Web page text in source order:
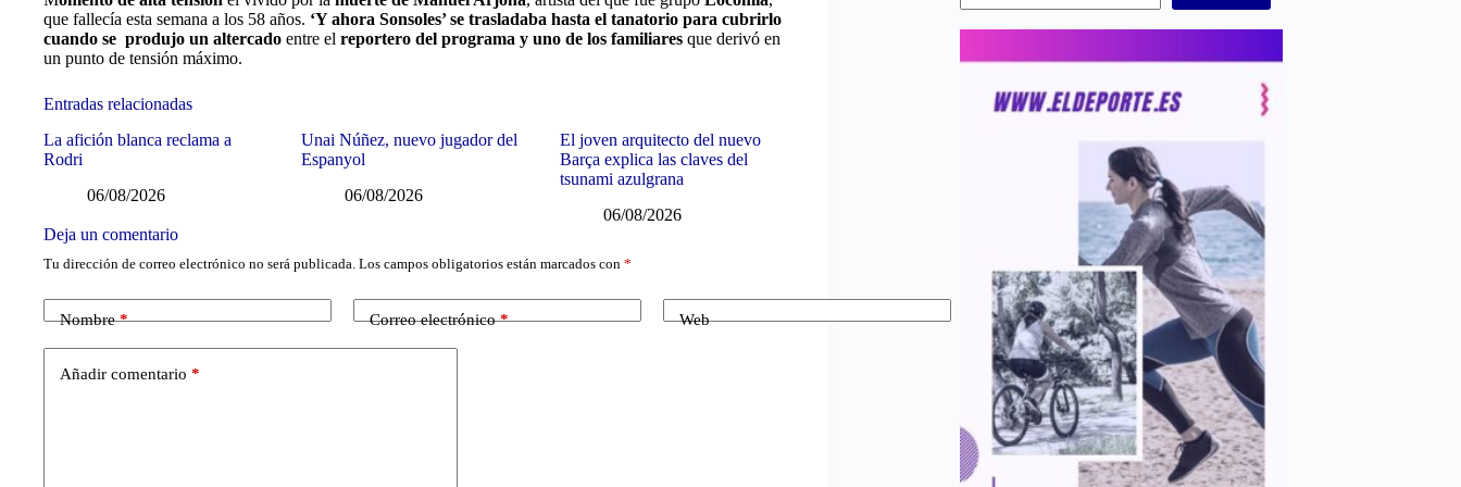
que fallecía esta semana a los 58 años. ‘Y ahora Sonsoles’ se trasladaba hasta el tanatorio para cubrirlo
cuando se produjo un altercado entre el reportero del programa y uno de los familiares que derivó en
un punto de tensión máximo.
Entradas relacionadas
La afición blanca reclama a
Rodri
06/08/2026
Unai Núñez, nuevo jugador del
Espanyol
06/08/2026
El joven arquitecto del nuevo
Barça explica las claves del
tsunami azulgrana
06/08/2026
Deja un comentario
Tu dirección de correo electrónico no será publicada. Los campos obligatorios están marcados con *
Nombre* Correo electrónico* Web
Añadir comentario *